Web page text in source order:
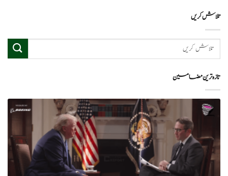
تلاش کریں
تازہ ترین مضامین